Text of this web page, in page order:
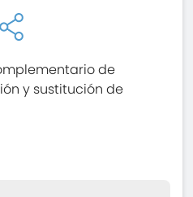
de
y sustitución de